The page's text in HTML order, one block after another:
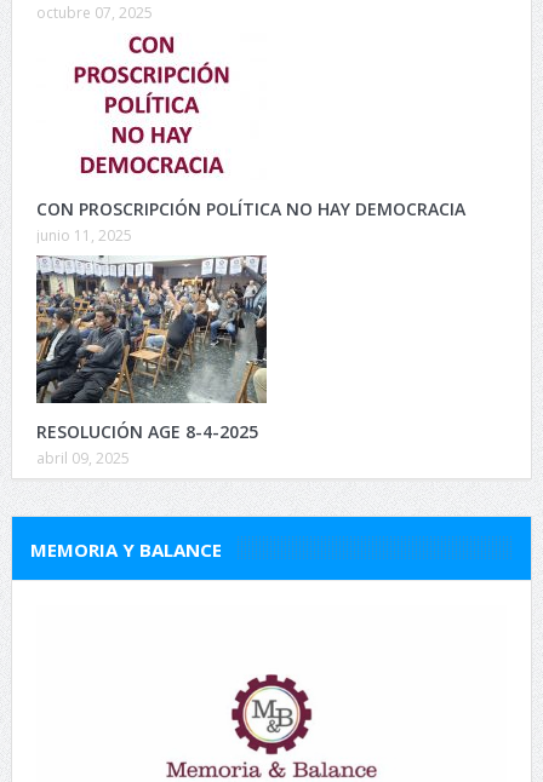
octubre 07, 2025
CON PROSCRIPCIÓN POLÍTICA NO HAY DEMOCRACIA
junio 11, 2025
RESOLUCIÓN AGE 8-4-2025
abril 09, 2025
MEMORIA Y BALANCE